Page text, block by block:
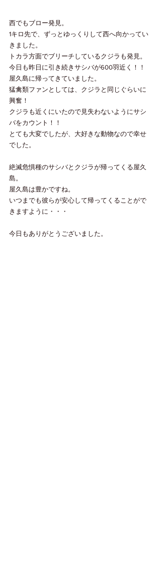
西でもブロー発見。
1キロ先で、ずっとゆっくりして西へ向かってい
きました。
トカラ方面でブリーチしているクジラも発見。
今日も昨日に引き続きサシバが600羽近く！！
屋久島に帰ってきていました。
猛禽類ファンとしては、クジラと同じぐらいに
興奮！
クジラも近くにいたので見失わないようにサシ
バをカウント！！
とても大変でしたが、大好きな動物なので幸せ
でした。
絶滅危惧種のサシバとクジラが帰ってくる屋久
島。
屋久島は豊かですね。
いつまでも彼らが安心して帰ってくることがで
きますように・・・
今日もありがとうございました。